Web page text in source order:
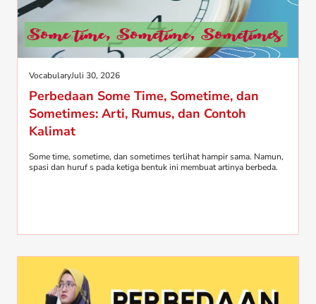
VocabularyJuli 30, 2026
Perbedaan Some Time, Sometime, dan
Sometimes: Arti, Rumus, dan Contoh
Kalimat
Some time, sometime, dan sometimes terlihat hampir sama. Namun,
spasi dan huruf s pada ketiga bentuk ini membuat artinya berbeda.